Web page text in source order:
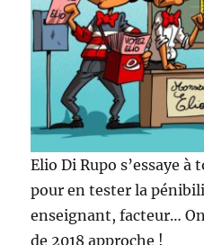
Elio Di Rupo s’essaye
pour en tester la
enseignant, facteur…
de 2018 approche !